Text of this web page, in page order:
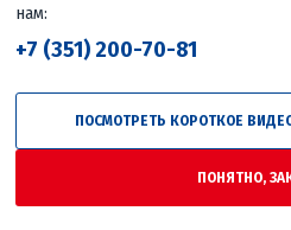
Гарантия лучшей
нам:
+7 (351) 200-70-81
ПОСМОТРЕТЬ КОРОТКОЕ
ПОНЯТНО,